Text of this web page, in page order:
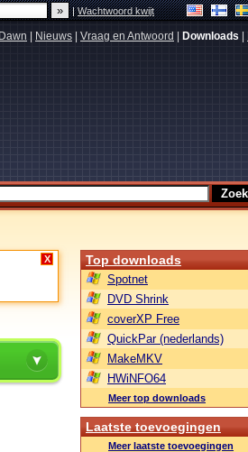
|Wachtwoord kwijt
Nieuws Vraag en Antwoord Downloads
X Top downloads
Spotnet
DVD Shrink
coverXP Free
QuickPar (nederlands)
MakeMKV
HWiNFO64
Meer top downloads
Laatste toevoegingen
Meer laatste toevoegingen